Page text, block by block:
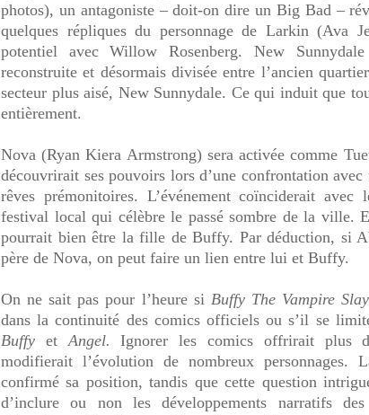
photos), un antagoniste – doit-on dire un Big Bad –
quelques répliques du personnage de Larkin (Ava
potentiel avec Willow Rosenberg. New
reconstruite et désormais divisée entre l’ancien
secteur plus aisé, New Sunnydale. Ce qui induit que
entièrement.
Nova (Ryan Kiera Armstrong) sera activée comme
découvrirait ses pouvoirs lors d’une confrontation
rêves prémonitoires. L’événement coïnciderait
festival local qui célèbre le passé sombre de la ville.
pourrait bien être la fille de Buffy. Par déduction, si
père de Nova, on peut faire un lien entre lui et Buffy.
On ne sait pas pour l’heure si Buffy The Vampire
dans la continuité des comics officiels ou s’il se
Buffy etAngel.Ignorer les comics offrirait plus
modifierait l’évolution de nombreux personnages.
confirmé sa position, tandis que cette question
d’inclure ou non les développements narratifs